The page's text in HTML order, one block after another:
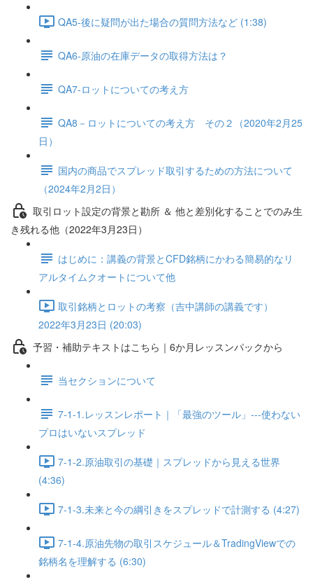
QA5-後に疑問が出た場合の質問方法など (1:38)
QA6-原油の在庫データの取得方法は？
QA7-ロットについての考え方
QA8－ロットについての考え方 その２（2020年2月25
日）
国内の商品でスプレッド取引するための方法について
（2024年2月2日）
取引ロット設定の背景と勘所 ＆ 他と差別化することでのみ生
き残れる他（2022年3月23日）
はじめに：講義の背景とCFD銘柄にかわる簡易的なリ
アルタイムクオートについて他
取引銘柄とロットの考察（吉中講師の講義です）
2022年3月23日 (20:03)
予習・補助テキストはこちら｜6か月レッスンパックから
当セクションについて
7-1-1.レッスンレポート｜「最強のツール」---使わない
プロはいないスプレッド
7-1-2.原油取引の基礎｜スプレッドから見える世界
(4:36)
7-1-3.未来と今の綱引きをスプレッドで計測する (4:27)
7-1-4.原油先物の取引スケジュール＆TradingViewでの
銘柄名を理解する (6:30)